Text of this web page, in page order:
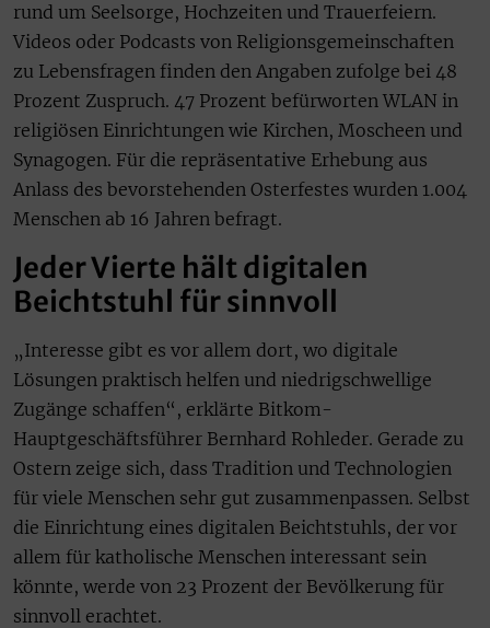
rund um Seelsorge, Hochzeiten und Trauerfeiern.
Videos oder Podcasts von Religionsgemeinschaften
zu Lebensfragen finden den Angaben zufolge bei 48
Prozent Zuspruch. 47 Prozent befürworten WLAN in
religiösen Einrichtungen wie Kirchen, Moscheen und
Synagogen. Für die repräsentative Erhebung aus
Anlass des bevorstehenden Osterfestes wurden 1.004
Menschen ab 16 Jahren befragt.
Jeder Vierte hält digitalen
Beichtstuhl für sinnvoll
„Interesse gibt es vor allem dort, wo digitale
Lösungen praktisch helfen und niedrigschwellige
Zugänge schaffen“, erklärte Bitkom-
Hauptgeschäftsführer Bernhard Rohleder. Gerade zu
Ostern zeige sich, dass Tradition und Technologien
für viele Menschen sehr gut zusammenpassen. Selbst
die Einrichtung eines digitalen Beichtstuhls, der vor
allem für katholische Menschen interessant sein
könnte, werde von 23 Prozent der Bevölkerung für
sinnvoll erachtet.